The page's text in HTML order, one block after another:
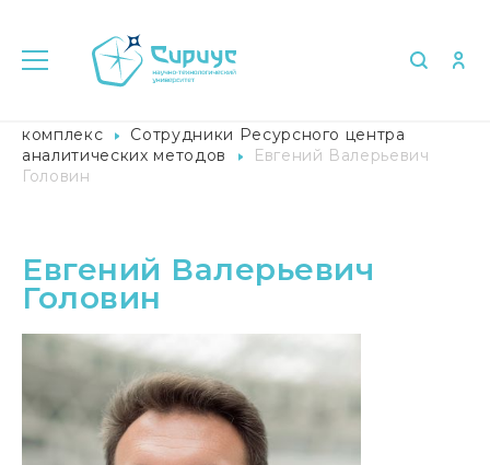
комплекс
Сотрудники Ресурсного центра
аналитических методов
Евгений Валерьевич
Головин
Евгений Валерьевич
Головин